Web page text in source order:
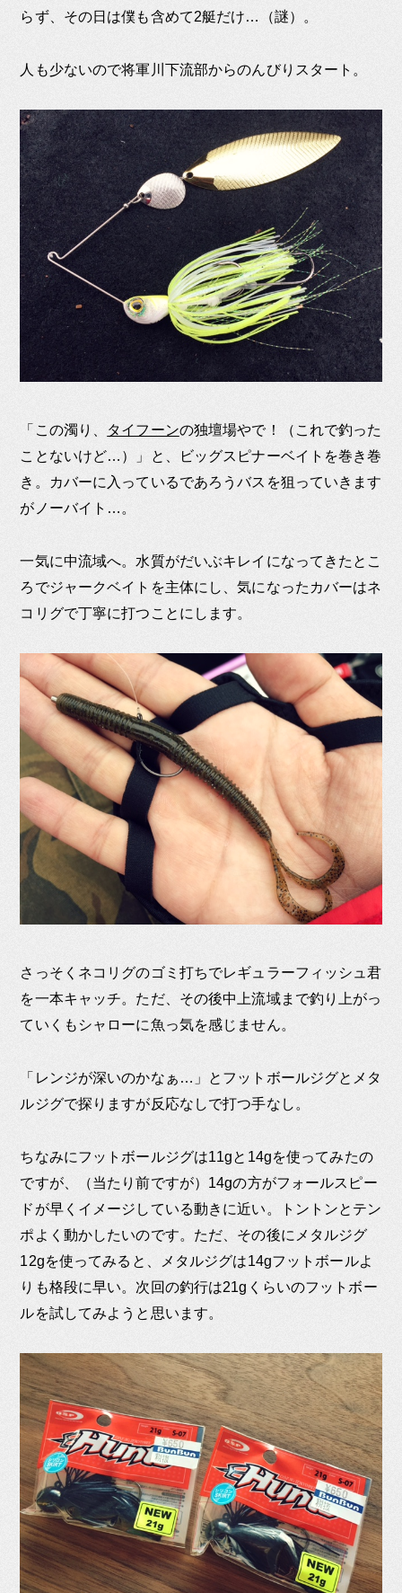
らず、その日は僕も含めて2艇だけ…（謎）。
人も少ないので将軍川下流部からのんびりスタート。
「この濁り、 タイフーンの独壇場やで！（これで釣った
ことないけど…）」と、ビッグスピナーベイトを巻き巻
き。カバーに入っているであろうバスを狙っていきます
がノーバイト…。
一気に中流域へ。水質がだいぶキレイになってきたとこ
ろでジャークベイトを主体にし、気になったカバーはネ
コリグで丁寧に打つことにします。
さっそくネコリグのゴミ打ちでレギュラーフィッシュ君
を一本キャッチ。ただ、その後中上流域まで釣り上がっ
ていくもシャローに魚っ気を感じません。
「レンジが深いのかなぁ…」とフットボールジグとメタ
ルジグで探りますが反応なしで打つ手なし。
ちなみにフットボールジグは11gと14gを使ってみたの
ですが、（当たり前ですが）14gの方がフォールスピー
ドが早くイメージしている動きに近い。トントンとテン
ポよく動かしたいのです。ただ、その後にメタルジグ
12gを使ってみると、メタルジグは14gフットボールよ
りも格段に早い。次回の釣行は21gくらいのフットボー
ルを試してみようと思います。